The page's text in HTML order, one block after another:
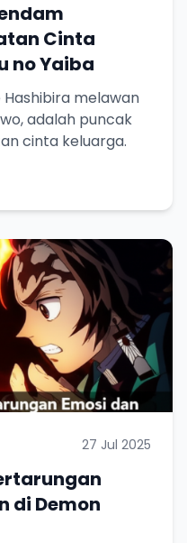
Cinta
no Yaiba
melawan
adalah puncak
cinta keluarga.
27 Jul 2025
di Demon